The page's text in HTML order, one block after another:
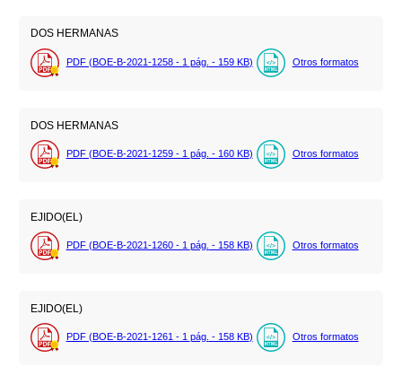
DOS HERMANAS
PDF (BOE-B-2021-1258 - 1 pág. - 159 KB) Otros formatos
DOS HERMANAS
PDF (BOE-B-2021-1259 - 1 pág. - 160 KB) Otros formatos
EJIDO(EL)
PDF (BOE-B-2021-1260 - 1 pág. - 158 KB) Otros formatos
EJIDO(EL)
PDF (BOE-B-2021-1261 - 1 pág. - 158 KB) Otros formatos